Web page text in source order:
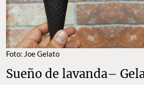
Foto: Joe Gelato
Sueño de lavanda–